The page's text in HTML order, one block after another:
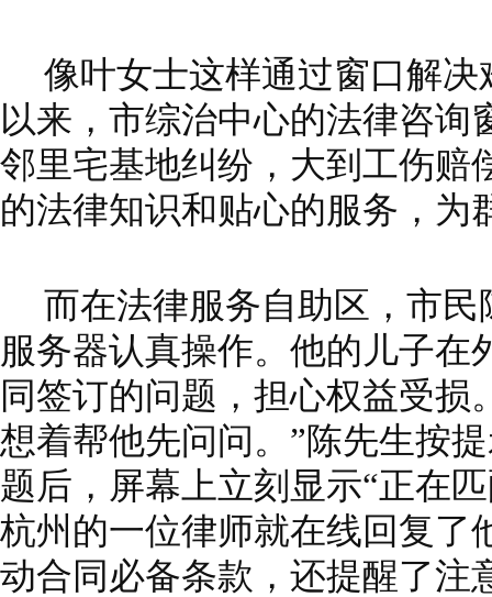
像叶女士这样通过窗口解
以来，市综治中心的法律咨询
邻里宅基地纠纷，大到工伤赔
的法律知识和贴心的服务，为
而在法律服务自助区，市
服务器认真操作。他的儿子在
同签订的问题，担心权益受损
想着帮他先问问。”陈先生按
题后，屏幕上立刻显示“正在
杭州的一位律师就在线回复了
动合同必备条款，还提醒了注